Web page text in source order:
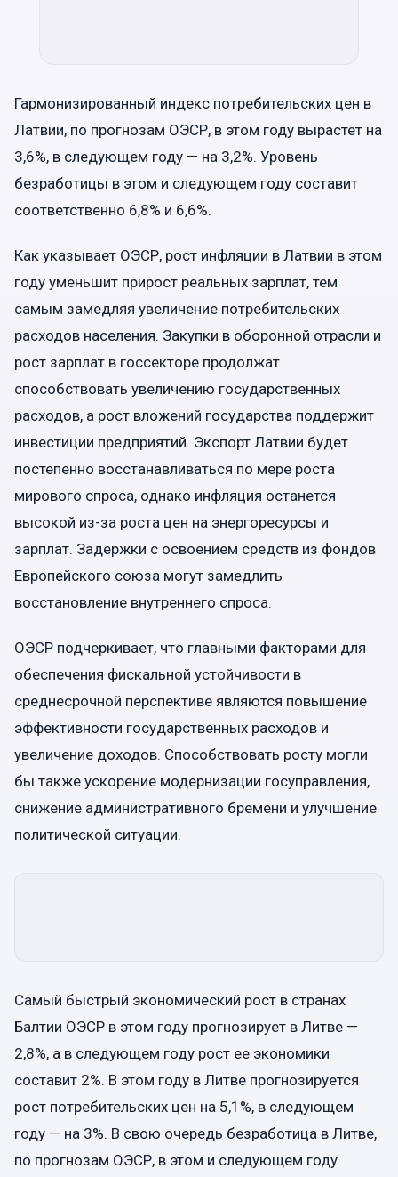
Гармонизированный индекс потребительских цен в
Латвии, по прогнозам ОЭСР, в этом году вырастет на
3,6%, в следующем году — на 3,2%. Уровень
безработицы в этом и следующем году составит
соответственно 6,8% и 6,6%.
Как указывает ОЭСР, рост инфляции в Латвии в этом
году уменьшит прирост реальных зарплат, тем
самым замедляя увеличение потребительских
расходов населения. Закупки в оборонной отрасли и
рост зарплат в госсекторе продолжат
способствовать увеличению государственных
расходов, а рост вложений государства поддержит
инвестиции предприятий. Экспорт Латвии будет
постепенно восстанавливаться по мере роста
мирового спроса, однако инфляция останется
высокой из-за роста цен на энергоресурсы и
зарплат. Задержки с освоением средств из фондов
Европейского союза могут замедлить
восстановление внутреннего спроса.
ОЭСР подчеркивает, что главными факторами для
обеспечения фискальной устойчивости в
среднесрочной перспективе являются повышение
эффективности государственных расходов и
увеличение доходов. Способствовать росту могли
бы также ускорение модернизации госуправления,
снижение административного бремени и улучшение
политической ситуации.
Самый быстрый экономический рост в странах
Балтии ОЭСР в этом году прогнозирует в Литве —
2,8%, а в следующем году рост ее экономики
составит 2%. В этом году в Литве прогнозируется
рост потребительских цен на 5,1%, в следующем
году — на 3%. В свою очередь безработица в Литве,
по прогнозам ОЭСР, в этом и следующем году